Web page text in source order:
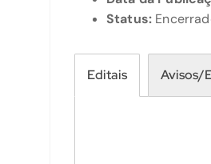
Status:
Editais Avisos/